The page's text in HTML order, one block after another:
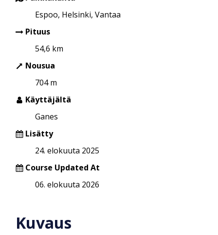
Espoo, Helsinki, Vantaa
Pituus
54,6 km
Nousua
704 m
Käyttäjältä
Ganes
Lisätty
24. elokuuta 2025
Course Updated At
06. elokuuta 2026
Kuvaus